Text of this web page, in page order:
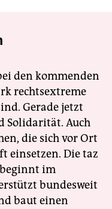
den kommenden
rechtsextreme
Gerade jetzt
Solidarität. Auch
die sich vor Ort
einsetzen. Die taz
im
bundesweit
baut einen